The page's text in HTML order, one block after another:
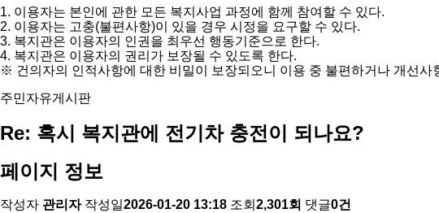
1. 이용자는 본인에 관한 모든 복지사업 과정에 함께 참여할 수 있다.
2. 이용자는 고충(불편사항)이 있을 경우 시정을 요구할 수 있다.
3. 복지관은 이용자의 인권을 최우선 행동기준으로 한다.
4. 복지관은 이용자의 권리가 보장될 수 있도록 한다.
※ 건의자의 인적사항에 대한 비밀이 보장되오니 이용 중 불편하거나 개선
주민자유게시판
Re: 혹시 복지관에 전기차 충전이 되나요?
페이지 정보
작성자 관리자 작성일2026-01-20 13:18 조회 2,301회 댓글0건